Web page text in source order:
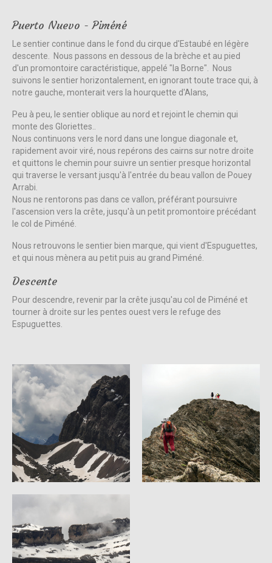
Puerto Nuevo - Piméné
Le sentier continue dans le fond du cirque d'Estaubé en légère
descente. Nous passons en dessous de la brèche et au pied
d'un promontoire caractéristique, appelé "la Borne". Nous
suivons le sentier horizontalement, en ignorant toute trace qui, à
notre gauche, monterait vers la hourquette d'Alans,
Peu à peu, le sentier oblique au nord et rejoint le chemin qui
monte des Gloriettes..
Nous continuons vers le nord dans une longue diagonale et,
rapidement avoir viré, nous repérons des cairns sur notre droite
et quittons le chemin pour suivre un sentier presque horizontal
qui traverse le versant jusqu'à l'entrée du beau vallon de Pouey
Arrabi.
Nous ne rentorons pas dans ce vallon, préférant poursuivre
l'ascension vers la crête, jusqu'à un petit promontoire précédant
le col de Piméné.
Nous retrouvons le sentier bien marque, qui vient d'Espuguettes,
et qui nous mènera au petit puis au grand Piméné.
Descente
Pour descendre, revenir par la crête jusqu'au col de Piméné et
tourner à droite sur les pentes ouest vers le refuge des
Espuguettes.